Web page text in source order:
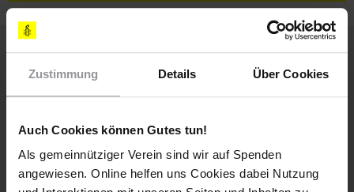
Zustimmung Details Über Cookies
Auch Cookies können Gutes tun!
Als gemeinnütziger Verein sind wir auf Spenden
angewiesen. Online helfen uns Cookies dabei Nutzung
Weitere Artikel